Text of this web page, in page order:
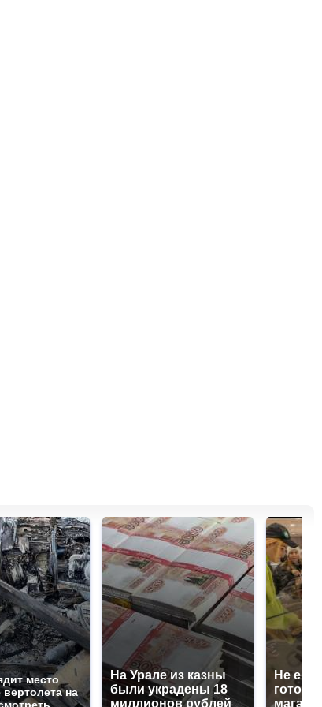
место
на
На Урале из казны
были украдены 18
миллионов рублей
Не